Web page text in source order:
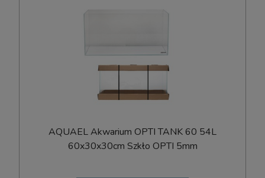
AQUAEL Akwarium OPTI TANK 60 54L
60x30x30cm Szkło OPTI 5mm